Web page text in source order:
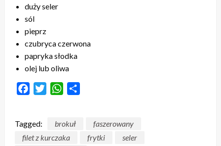
duży seler
sól
pieprz
czubryca czerwona
papryka słodka
olej lub oliwa
FacebookTwitterWhatsApp
Tagged: brokuł
faszerowany
filet z kurczaka
frytki
seler